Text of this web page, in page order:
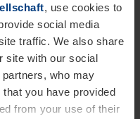
, use cookies to
social media
traffic. We also share
site with our social
who may
you have provided
from your use of their
wird
Lieferanten
Material bei der
ohne
Polyol werden